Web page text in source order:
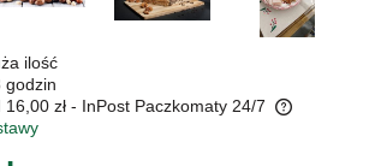
ilość
godzin
16,00 zł - InPost Paczkomaty 24/7
kosztów płatności